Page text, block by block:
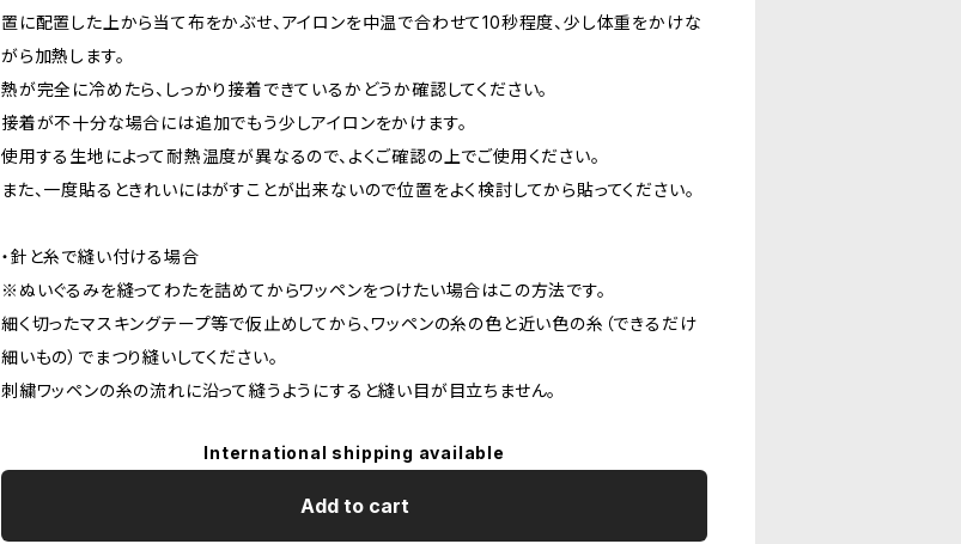
置に配置した上から当て布をかぶせ、アイロンを中温で合わせて10秒程度、少し体重をかけな
がら加熱します。
熱が完全に冷めたら、しっかり接着できているかどうか確認してください。
接着が不十分な場合には追加でもう少しアイロンをかけます。
使用する生地によって耐熱温度が異なるので、よくご確認の上でご使用ください。
また、一度貼るときれいにはがすことが出来ないので位置をよく検討してから貼ってください。
・針と糸で縫い付ける場合
※ぬいぐるみを縫ってわたを詰めてからワッペンをつけたい場合はこの方法です。
細く切ったマスキングテープ等で仮止めしてから、ワッペンの糸の色と近い色の糸（できるだけ
細いもの）でまつり縫いしてください。
刺繍ワッペンの糸の流れに沿って縫うようにすると縫い目が目立ちません。
International shipping available
Add to cart